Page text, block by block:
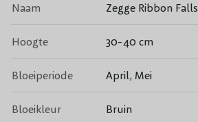
Naam Zegge Ribbon Falls
Hoogte 30-40 cm
Bloeiperiode April, Mei
Bloeikleur Bruin